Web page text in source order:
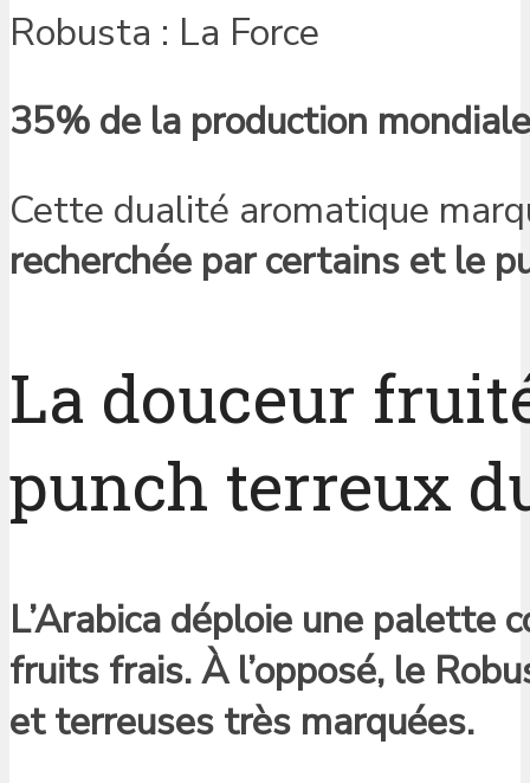
Robusta : La Force
35% de la production mondiale
Cette dualité aromatique
recherchée par certains et le
La douceur
punch terreux
L’Arabica déploie une palette
fruits frais. À l’opposé, le
et terreuses très marquées.